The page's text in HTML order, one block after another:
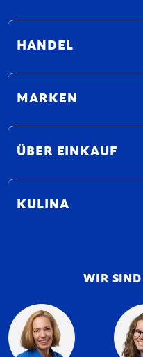
HANDEL
MARKEN
ÜBER EINKAUF
KULINA
WIR SIND